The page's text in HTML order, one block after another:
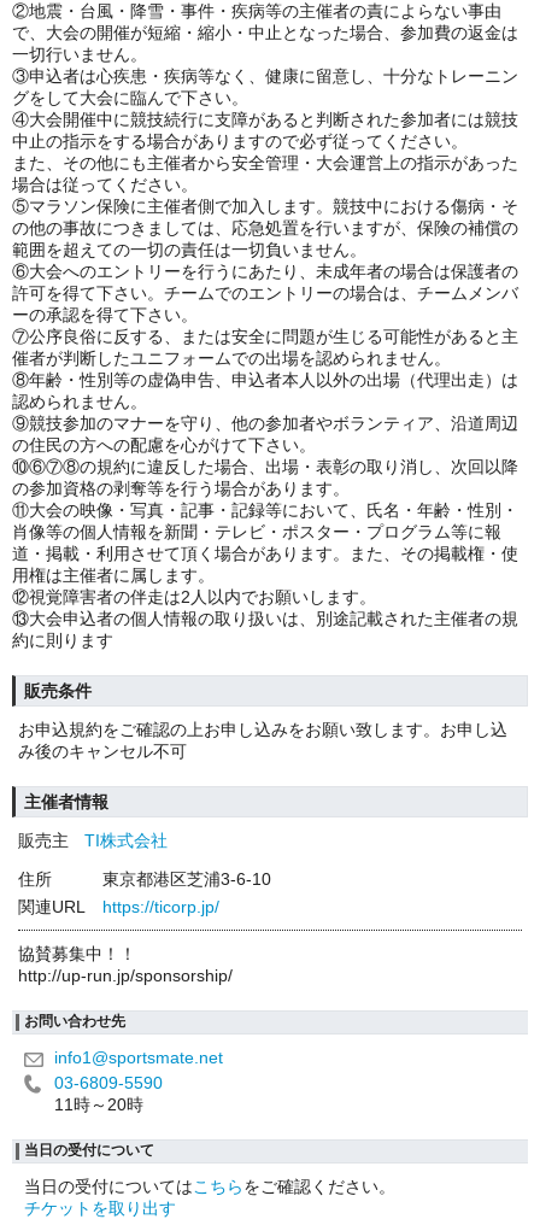
②地震・台風・降雪・事件・疾病等の主催者の責によらない事由
で、大会の開催が短縮・縮小・中止となった場合、参加費の返金は
一切行いません。
③申込者は心疾患・疾病等なく、健康に留意し、十分なトレーニン
グをして大会に臨んで下さい。
④大会開催中に競技続行に支障があると判断された参加者には競技
中止の指示をする場合がありますので必ず従ってください。
また、その他にも主催者から安全管理・大会運営上の指示があった
場合は従ってください。
⑤マラソン保険に主催者側で加入します。競技中における傷病・そ
の他の事故につきましては、応急処置を行いますが、保険の補償の
範囲を超えての一切の責任は一切負いません。
⑥大会へのエントリーを行うにあたり、未成年者の場合は保護者の
許可を得て下さい。チームでのエントリーの場合は、チームメンバ
ーの承認を得て下さい。
⑦公序良俗に反する、または安全に問題が生じる可能性があると主
催者が判断したユニフォームでの出場を認められません。
⑧年齢・性別等の虚偽申告、申込者本人以外の出場（代理出走）は
認められません。
⑨競技参加のマナーを守り、他の参加者やボランティア、沿道周辺
の住民の方への配慮を心がけて下さい。
⑩⑥⑦⑧の規約に違反した場合、出場・表彰の取り消し、次回以降
の参加資格の剥奪等を行う場合があります。
⑪大会の映像・写真・記事・記録等において、氏名・年齢・性別・
肖像等の個人情報を新聞・テレビ・ポスター・プログラム等に報
道・掲載・利用させて頂く場合があります。また、その掲載権・使
用権は主催者に属します。
⑫視覚障害者の伴走は2人以内でお願いします。
⑬大会申込者の個人情報の取り扱いは、別途記載された主催者の規
約に則ります
販売条件
お申込規約をご確認の上お申し込みをお願い致します。お申し込
み後のキャンセル不可
主催者情報
販売主
TI株式会社
住所
東京都港区芝浦3-6-10
関連URL
https://ticorp.jp/
協賛募集中！！
http://up-run.jp/sponsorship/
お問い合わせ先
info1@sportsmate.net
03-6809-5590
11時～20時
当日の受付について
当日の受付についてはこちらをご確認ください。
チケットを取り出す